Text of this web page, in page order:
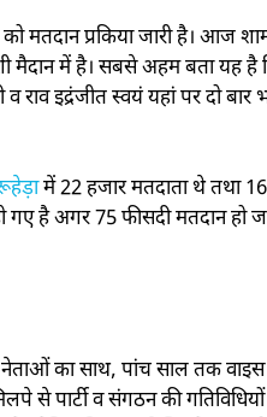
मतदान प्रकिया जारी है। आज
मैदान में है। सबसे अहम बता यह है
इद्रंजीत स्वयं यहां पर दो बार
में 22 हजार मतदाता थे तथा
गए है अगर 75 फीसदी मतदान हो
का साथ, पांच साल तक
से पार्टी व संगठन की